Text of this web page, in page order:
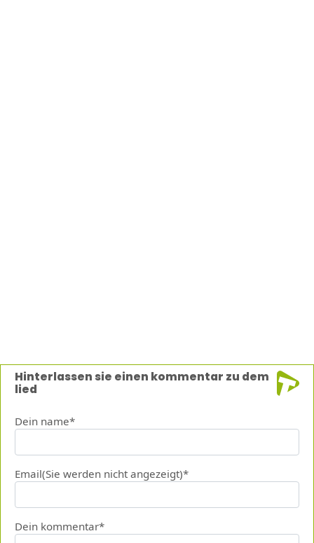
Hinterlassen sie einen kommentar zu dem
lied
Dein name*
Email(Sie werden nicht angezeigt)*
Dein kommentar*